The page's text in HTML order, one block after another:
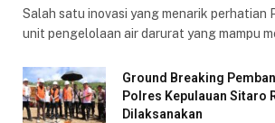
Salah satu inovasi yang menarik perhatian
unit pengelolaan air darurat yang mampu
Ground Breaking
Polres Kepulauan Sitaro
Dilaksanakan